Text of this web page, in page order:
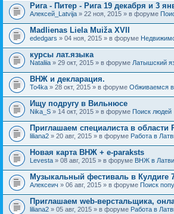
Рига - Питер - Рига 19 декабря и 3
Алексей_Latvija » 22 ноя, 2015 » в форуме
Madlienas Liela Muiža XVII
ededgars » 04 ноя, 2015 » в форуме
курсы лат.языка
Nataliia » 29 окт, 2015 » в форуме Латышский
ВНЖ и декларация.
To4ka » 28 окт, 2015 » в форуме Обживаемся
Ищу подругу в Вильнюсе
Nika_S » 14 окт, 2015 » в форуме Поиск людей
Приглашаем специалиста в области
liliana2 » 20 авг, 2015 » в форуме Работа в
Новая карта ВНЖ + e-paraksts
Levesta » 08 авг, 2015 » в форуме ВНЖ в
Музыкальный фестиваль в Кулдиге
Алексеич » 06 авг, 2015 » в форуме Поиск
Приглашаем web-верстальщика,
liliana2 » 05 авг, 2015 » в форуме Работа в